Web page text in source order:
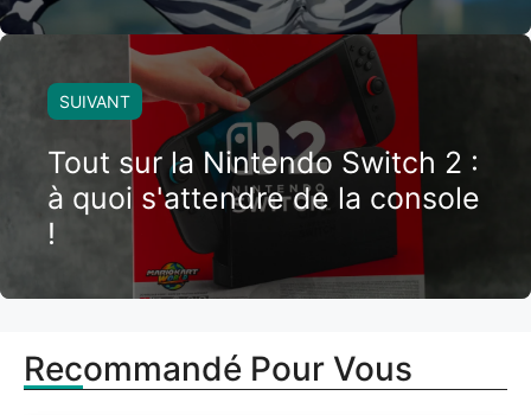
SUIVANT
Tout sur la Nintendo Switch 2 :
à quoi s'attendre de la console
!
Recommandé Pour Vous